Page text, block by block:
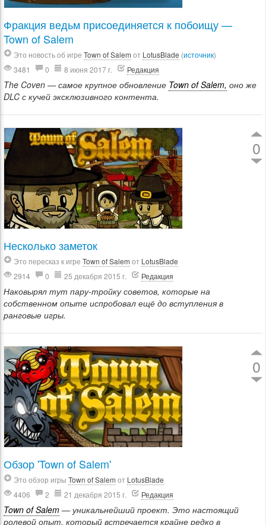
Фракция ведьм присоединяется к побоищу —
Town of Salem
Это новость об игре Town of Salem от LotusBlade (источник)
3481
0 8 июня 2017 г. Редакция
The Coven — самое крупное обновление Town of Salem, оно же
DLC с кучей эксклюзивного контента.
0
Несколько заметок
Это пересказ к игре Town of Salem от LotusBlade
2914
0 25 декабря 2015 г. Редакция
Наковырял тут пару-тройку советов, которые на
собственном опыте испробовал ещё до вступления в
ранговые игры.
0
Обзор 'Town of Salem'
Это обзор игры Town of Salem от LotusBlade
4406
2 21 декабря 2015 г. Редакция
Town of Salem — уникальнейший проект. Это настоящий
ролевой опыт, который встречается крайне редко в